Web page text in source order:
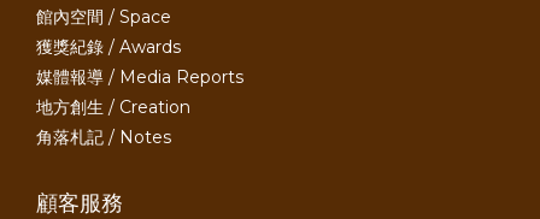
館內空間 / Space
獲獎紀錄 / Awards
媒體報導 / Media Reports
地方創生 / Creation
角落札記 / Notes
顧客服務